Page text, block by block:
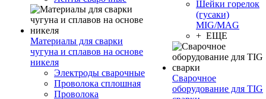
Материалы для сварки
чугуна и сплавов на основе
никеля
Электроды сварочные
Проволока сплошная
Проволока
Шейки горелок
(гусаки)
MIG/MAG
+ ЕЩЕ
Сварочное
оборудование для TIG